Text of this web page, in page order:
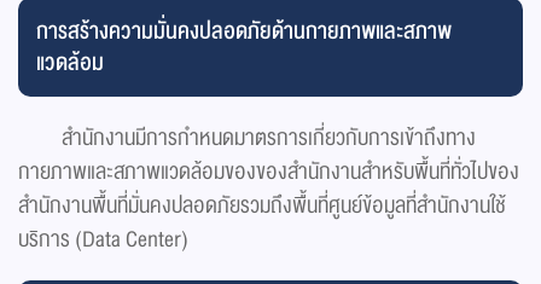
การสร้างความมั่นคงปลอดภัยด้านกายภาพและสภาพ
แวดล้อม
สํานักงานมีการกําหนดมาตรการเกี่ยวกับการเข้าถึงทาง
กายภาพและสภาพแวดล้อมของของสํานักงานสําหรับพื้นที่ทั่วไปของ
สํานักงานพื้นที่มั่นคงปลอดภัยรวมถึงพื้นที่ศูนย์ข้อมูลที่สํานักงานใช้
บริการ (Data Center)